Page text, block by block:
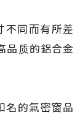
不同而有所差
品质的鋁合金
名的氣密窗品